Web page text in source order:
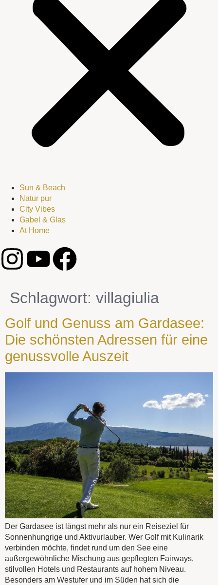
Sun & Beach
Natur pur
City Vibes
Gabel & Glas
At Home
Schlagwort: villagiulia
Golf und Genuss am Gardasee:
Die schönsten Adressen für eine
genussvolle Auszeit
Der Gardasee ist längst mehr als nur ein Reiseziel für
Sonnenhungrige und Aktivurlauber. Wer Golf mit Kulinarik
verbinden möchte, findet rund um den See eine
außergewöhnliche Mischung aus gepflegten Fairways,
stilvollen Hotels und Restaurants auf hohem Niveau.
Besonders am Westufer und im Süden hat sich die